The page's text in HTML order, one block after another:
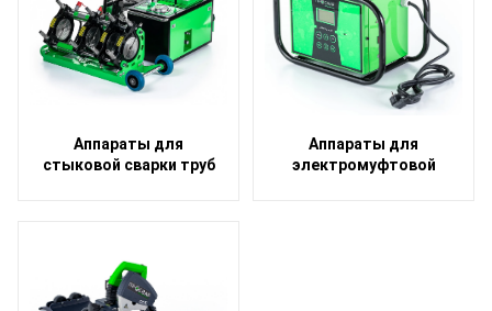
Аппараты для
стыковой сварки труб
Аппараты для
электромуфтовой